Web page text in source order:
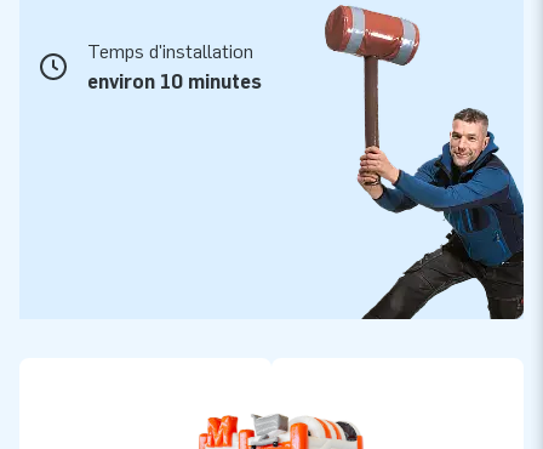
Temps d'installation
environ 10 minutes